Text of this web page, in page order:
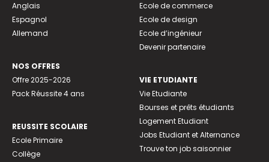
Anglais
Espagnol
Allemand
NOS OFFRES
Offre 2025-2026
Pack Réussite 4 ans
REUSSITE SCOLAIRE
Ecole Primaire
Collège
Ecole de commerce
Ecole de design
Ecole d’ingénieur
Devenir partenaire
VIE ETUDIANTE
Vie Etudiante
Bourses et prêts étudiants
Logement Etudiant
Jobs Etudiant et Alternance
Trouve ton job saisonnier